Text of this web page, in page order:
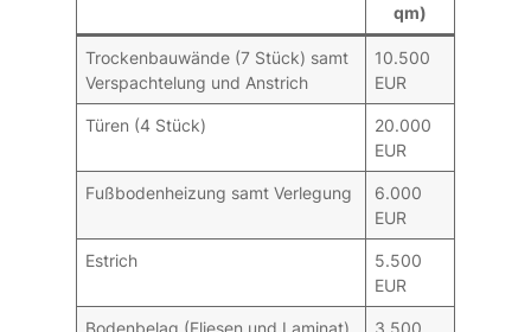
qm)
Trockenbauwände (7 Stück) samt
Verspachtelung und Anstrich
10.500
EUR
Türen (4 Stück)
20.000
EUR
Fußbodenheizung samt Verlegung
6.000
EUR
Estrich
5.500
EUR
Bodenbelag (Fliesen und Laminat) 3.500